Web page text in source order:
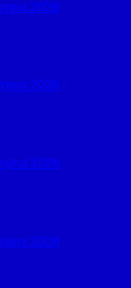
2026
2026
2026
2026